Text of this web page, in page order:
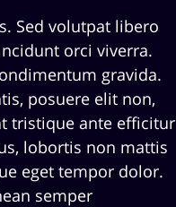
Sed volutpat libero
orci viverra.
gravida.
posuere elit non,
tristique ante efficitur
lobortis non mattis
eget tempor dolor.
semper